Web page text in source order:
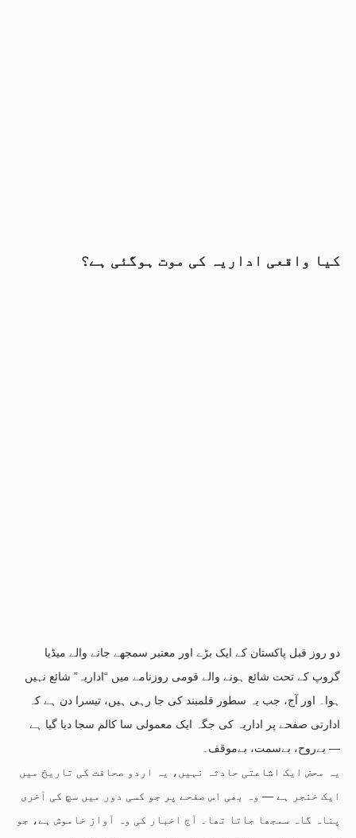
کیا واقعی اداریہ کی موت ہوگئی ہے؟
دو روز قبل پاکستان کے ایک بڑے اور معتبر سمجھے جانے والے میڈیا
گروپ کے تحت شائع ہونے والے قومی روزنامے میں “اداریہ” شائع نہیں
ہوا۔ اور آج، جب یہ سطور قلمبند کی جا رہی ہیں، تیسرا دن ہے کہ
ادارتی صفحے پر اداریہ کی جگہ ایک معمولی سا کالم سجا دیا گیا ہے
— بےروح، بےسمت، بےموقف۔
یہ محض ایک اشاعتی حادثہ نہیں، یہ اردو صحافت کی تاریخ میں
ایک خنجر ہے — وہ بھی اس صفحے پر جو کسی دور میں سچ کی آخری
پناہ گاہ سمجھا جاتا تھا۔ آج اخبار کی وہ آواز خاموش ہے، جو